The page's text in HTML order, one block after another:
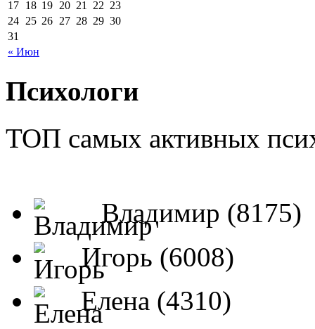
« Июн
17 18 19 20 21 22 23
24 25 26 27 28 29 30
31
Психологи
ТОП самых активных
Владимир (8175)
Игорь (6008)
Елена (4310)